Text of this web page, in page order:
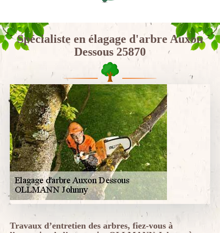
Spécialiste en élagage d'arbre Auxon
Dessous 25870
Travaux d’entretien des arbres, fiez-vous à